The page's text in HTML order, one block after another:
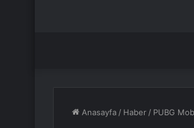
Anasayfa / Haber / PUBG